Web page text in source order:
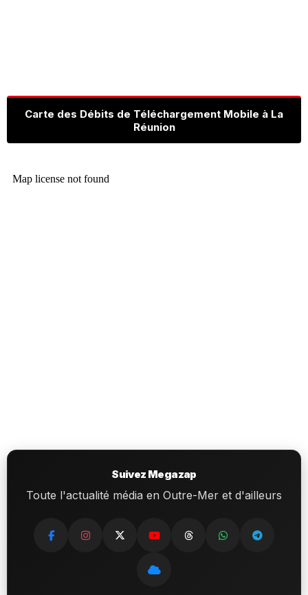
Carte des Débits de Téléchargement Mobile à La
Réunion
Suivez Megazap
Toute l'actualité média en Outre-Mer et d'ailleurs